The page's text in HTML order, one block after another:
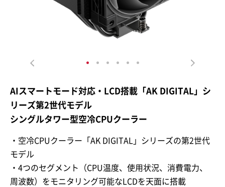
AIスマートモード対応・LCD搭載「AK DIGITAL」シ
リーズ第2世代モデル
シングルタワー型空冷CPUクーラー
・空冷CPUクーラー「AK DIGITAL」シリーズの第2世代
モデル
・4つのセグメント（CPU温度、使用状況、消費電力、
周波数）をモニタリング可能なLCDを天面に搭載